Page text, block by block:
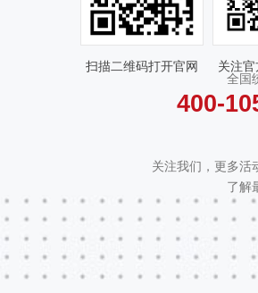
扫描二维码打开官网
关注
全国
400-
关注我们，更多活
了解